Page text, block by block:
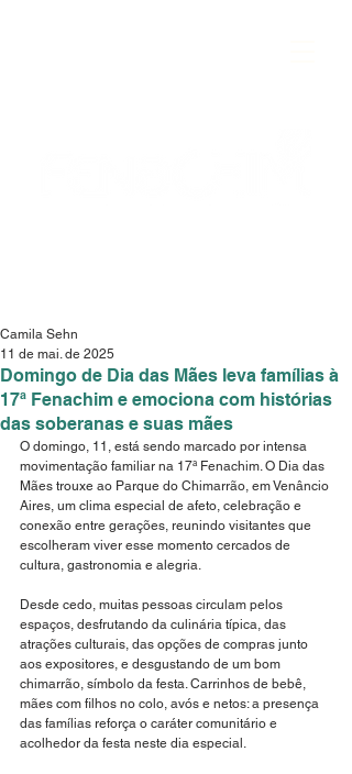
Domingo de Dia das Mães leva famílias à
17ª Fenachim e emociona com histórias
das soberanas e suas mães
Camila Sehn
11 de mai. de 2025
O domingo, 11, está sendo marcado por intensa
movimentação familiar na 17ª Fenachim. O Dia das
Mães trouxe ao Parque do Chimarrão, em Venâncio
Aires, um clima especial de afeto, celebração e
conexão entre gerações, reunindo visitantes que
escolheram viver esse momento cercados de
cultura, gastronomia e alegria.
Desde cedo, muitas pessoas circulam pelos
espaços, desfrutando da culinária típica, das
atrações culturais, das opções de compras junto
aos expositores, e desgustando de um bom
chimarrão, símbolo da festa. Carrinhos de bebê,
mães com filhos no colo, avós e netos: a presença
das famílias reforça o caráter comunitário e
acolhedor da festa neste dia especial.